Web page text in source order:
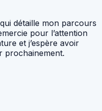
détaille mon parcours
pour l’attention
et j’espère avoir
prochainement.